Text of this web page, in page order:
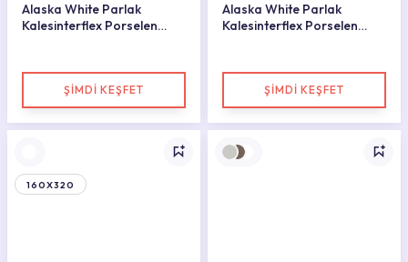
Alaska White Parlak
Kalesinterflex Porselen
ŞİMDİ KEŞFET
Alaska White Parlak
Kalesinterflex Porselen
ŞİMDİ KEŞFET
160X320